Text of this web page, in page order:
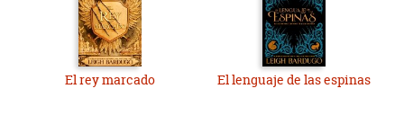
El rey marcado El lenguaje de las espinas